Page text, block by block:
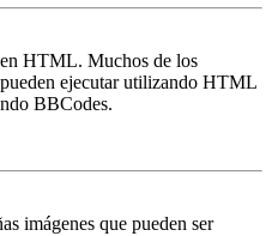
HTML. Muchos de los
ejecutar utilizando HTML
BBCodes.
imágenes que pueden ser